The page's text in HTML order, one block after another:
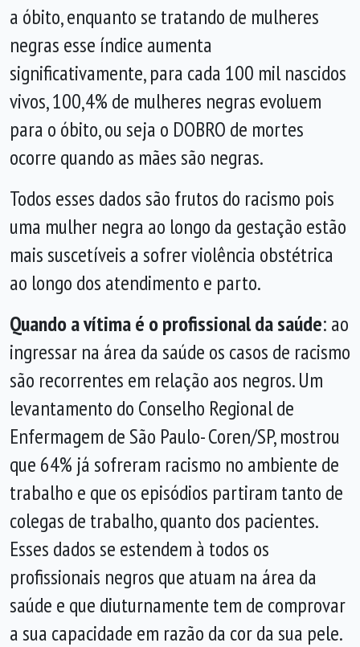
a óbito, enquanto se tratando de mulheres
negras esse índice aumenta
significativamente, para cada 100 mil nascidos
vivos, 100,4% de mulheres negras evoluem
para o óbito, ou seja o DOBRO de mortes
ocorre quando as mães são negras.
Todos esses dados são frutos do racismo pois
uma mulher negra ao longo da gestação estão
mais suscetíveis a sofrer violência obstétrica
ao longo dos atendimento e parto.
Quando a vítima é o profissional da saúde: ao
ingressar na área da saúde os casos de racismo
são recorrentes em relação aos negros. Um
levantamento do Conselho Regional de
Enfermagem de São Paulo- Coren/SP, mostrou
que 64% já sofreram racismo no ambiente de
trabalho e que os episódios partiram tanto de
colegas de trabalho, quanto dos pacientes.
Esses dados se estendem à todos os
profissionais negros que atuam na área da
saúde e que diuturnamente tem de comprovar
a sua capacidade em razão da cor da sua pele.